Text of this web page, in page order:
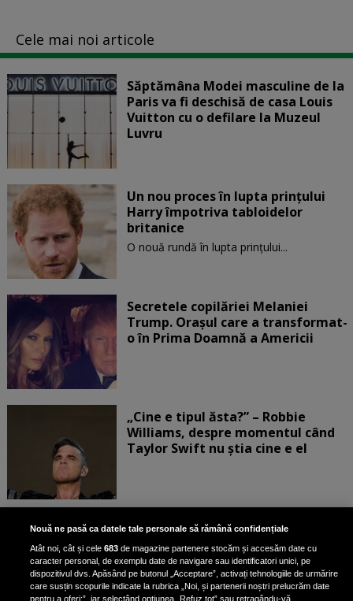
Cele mai noi articole
Săptămâna Modei masculine de la
Paris va fi deschisă de casa Louis
Vuitton cu o defilare la Muzeul
Luvru
Un nou proces în lupta prinţului
Harry împotriva tabloidelor
britanice
O nouă rundă în lupta prinţului...
Secretele copilăriei Melaniei
Trump. Orașul care a transformat-
o în Prima Doamnă a Americii
„Cine e tipul ăsta?” – Robbie
Williams, despre momentul când
Taylor Swift nu știa cine e el
Bruce Dickinson, solistul trupei
Iron Maiden, şi-a arătat talentul
de scrimer la un concurs în Franţa
Nouă ne pasă ca datele tale personale să rămână confidențiale
Atât noi, cât și cele683 de magazine partenere stocăm și accesăm date cu
caracter personal, de exemplu date de navigare sau identificatori unici, pe
dispozitivul dvs. Apăsând pe butonul „Acceptare”, activați tehnologiile de urmărire
care susțin scopurile indicate la rubrica „Noi, și partenerii noștri prelucrăm date
pentru a oferi:”, iar selectând opțiunea „Refuz tot” sau retragându-vă